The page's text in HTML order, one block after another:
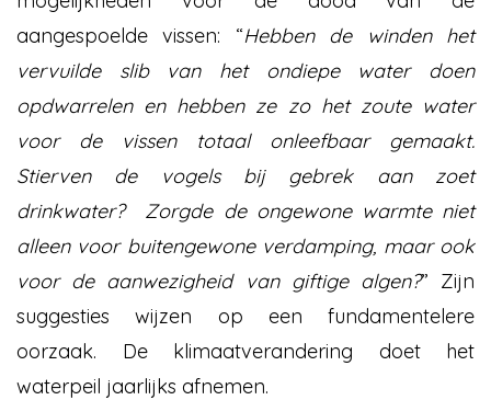
aangespoelde vissen: “Hebben de winden het
vervuilde slib van het ondiepe water doen
opdwarrelen en hebben ze zo het zoute water
voor de vissen totaal onleefbaar gemaakt.
Stierven de vogels bij gebrek aan zoet
drinkwater? Zorgde de ongewone warmte niet
alleen voor buitengewone verdamping, maar ook
voor de aanwezigheid van giftige algen?” Zijn
suggesties wijzen op een fundamentelere
oorzaak. De klimaatverandering doet het
waterpeil jaarlijks afnemen.